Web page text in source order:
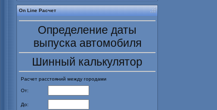
On Line Расчет
Определение даты
выпуска автомобиля
Шинный калькулятор
Расчет расстояний между городами
От:
До: